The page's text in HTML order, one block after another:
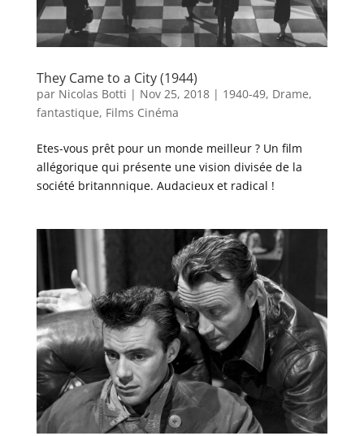
They Came to a City (1944)
par Nicolas Botti | Nov 25, 2018| 1940-49, Drame,
fantastique, Films Cinéma
Etes-vous prêt pour un monde meilleur ? Un film
allégorique qui présente une vision divisée de la
société britannnique. Audacieux et radical !